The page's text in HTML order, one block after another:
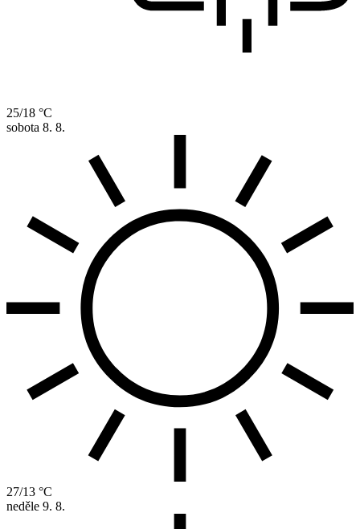
25/18 °C
sobota 8. 8.
27/13 °C
neděle 9. 8.